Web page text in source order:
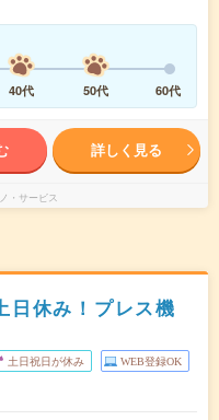
40代 50代 60代
詳しく見る
・サービス
日休み！プレス機
土日祝日が休み WEB登録OK